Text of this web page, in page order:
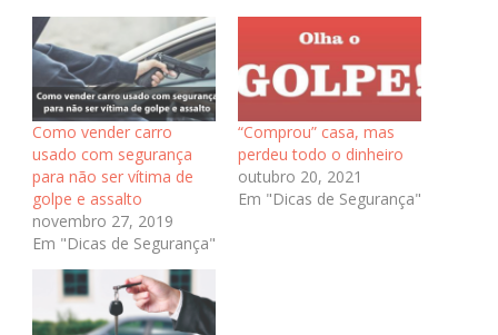
Como vender carro
usado com segurança
para não ser vítima de
golpe e assalto
novembro 27, 2019
Em "Dicas de Segurança"
“Comprou” casa, mas
perdeu todo o dinheiro
outubro 20, 2021
Em "Dicas de Segurança"